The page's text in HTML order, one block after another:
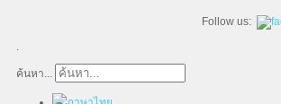
Follow us:
.
ค้นหา...